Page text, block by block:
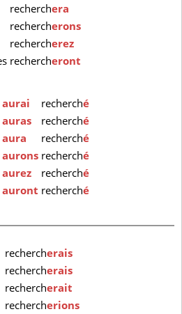
recherchera
rechercherons
rechercherez
rechercheront
aurai recherché
auras recherché
aura recherché
aurons recherché
aurez recherché
auront recherché
rechercherais
rechercherais
rechercherait
rechercherions